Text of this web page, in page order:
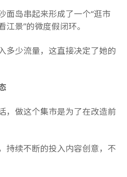
面岛串起来形成了一个“逛市
景”的微度假闭环。
多少流量，这直接决定了她的
，做这个集市是为了在改造前
持续不断的投入内容创意，不